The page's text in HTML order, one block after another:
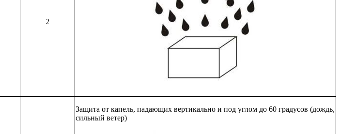
2
Защита от капель, падающих вертикально и под углом до 60 градусов (дождь,
сильный ветер)